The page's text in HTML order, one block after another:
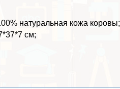
натуральная кожа коровы;
см;